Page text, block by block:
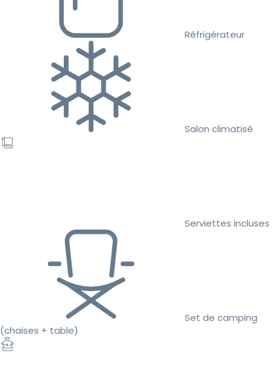
Réfrigérateur
Salon climatisé
Serviettes incluses
Set de camping
(chaises + table)